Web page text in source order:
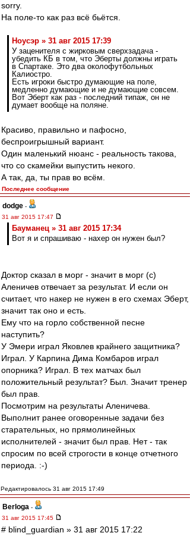
sorry.
На поле-то как раз всё бьётся.
Ноусэр » 31 авг 2015 17:39
У заценителя с жирковым сверхзадача -
убедить КБ в том, что Эберты должны играть
в Спартаке. Это два околофутбольных
Калиостро.
Есть игроки быстро думающие на поле,
медленно думающие и не думающие совсем.
Вот Эберт как раз - последний типаж, он не
думает вообще на поляне.
Красиво, правильно и пафосно,
беспроигрышный вариант.
Один маленький нюанс - реальность такова,
что со скамейки выпустить некого.
А так, да, ты прав во всём.
Последнее сообщение
dodge -
31 авг 2015 17:47
Бауманец » 31 авг 2015 17:34
Вот я и спрашиваю - нахер он нужен был?
Доктор сказал в морг - значит в морг (с)
Аленичев отвечает за результат. И если он
считает, что накер не нужен в его схемах Эберт,
значит так оно и есть.
Ему что на горло собственной песне
наступить?
У Эмери играл Яковлев крайнего защитника?
Играл. У Карпина Дима Комбаров играл
опорника? Играл. В тех матчах был
положительный результат? Был. Значит тренер
был прав.
Посмотрим на результаты Аленичева.
Выполнит ранее оговоренные задачи без
старательных, но прямолинейных
исполнителей - значит был прав. Нет - так
спросим по всей строгости в конце отчетного
периода. :-)
Редактировалось 31 авг 2015 17:49
Berloga -
31 авг 2015 17:45
# blind_guardian » 31 авг 2015 17:22